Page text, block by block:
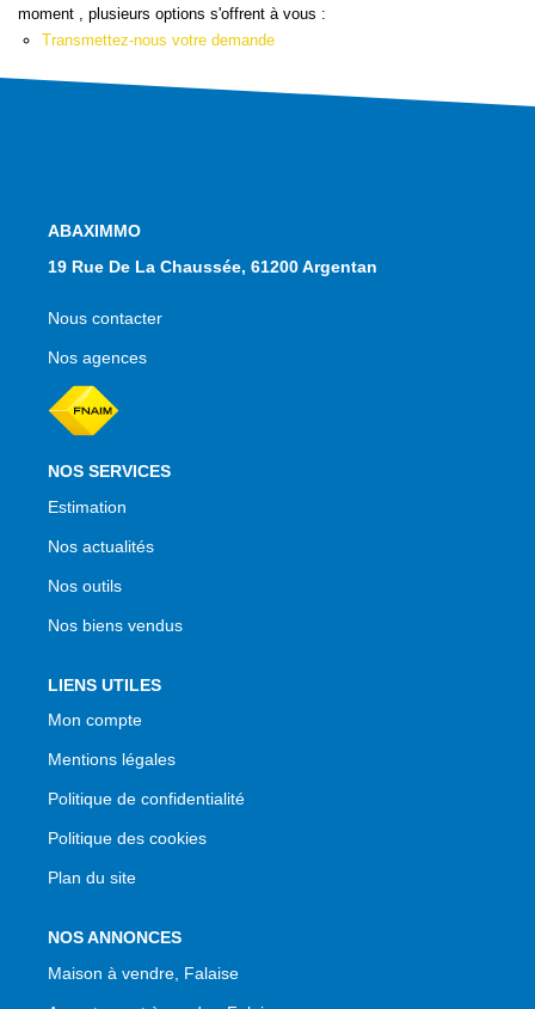
Le Mandat Conquérant
EXTRANET
moment , plusieurs options s'offrent à vous :
Transmettez-nous votre demande
NOS AGENCES
19 Rue De La Chaussée, 61200 Argentan
Nous contacter
Nos agences
NOS SERVICES
Estimation
Nos actualités
Nos outils
Nos biens vendus
LIENS UTILES
Mon compte
Mentions légales
Politique de confidentialité
Politique des cookies
Plan du site
NOS ANNONCES
Maison à vendre, Falaise